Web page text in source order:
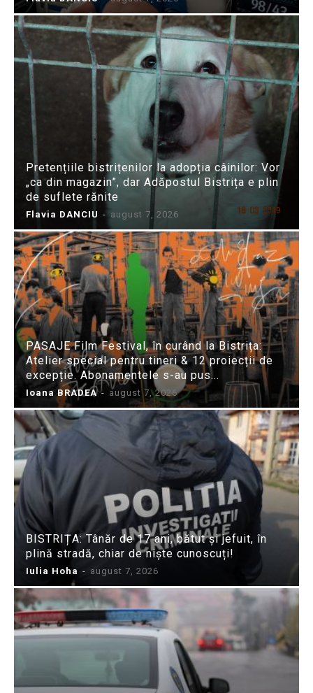
Pretențiile bistrițenilor la adopția câinilor: Vor
„ca din magazin”, dar Adăpostul Bistrița e plin
de suflete rănite
Flavia DANCIU - august 7, 2026
PASAJE Film Festival, în curând la Bistrița:
Atelier special pentru tineri & 12 proiecții de
excepție. Abonamentele s-au pus...
Ioana BRADEA - august 7, 2026
BISTRIȚA: Tânăr de 17 ani, bătut și jefuit, în
plină stradă, chiar de niște cunoscuți!
Iulia Hoha - august 7, 2026